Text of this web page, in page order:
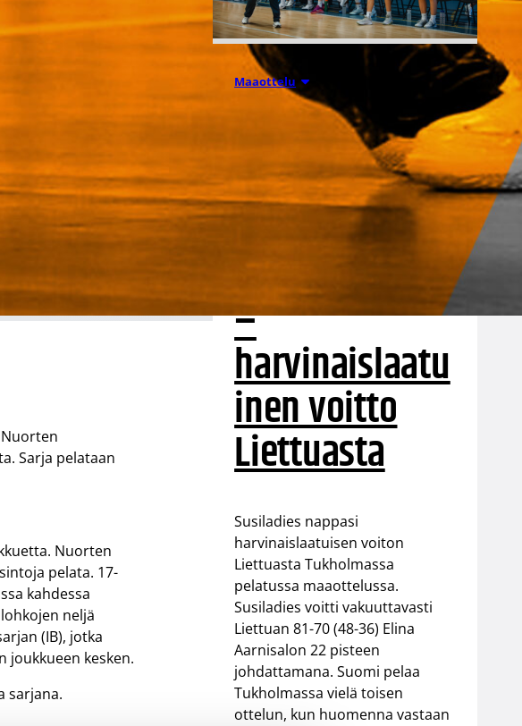
Sarja pelataan
Nuorten
pelata. 17-
kahdessa
neljä
(IB), jotka
joukkueen kesken.
sarjana.
Maaottelu
Susiladiesin
puolustus
rautaa
Tukholmassa
–
harvinaislaatu
inen voitto
Liettuasta
Susiladies nappasi
harvinaislaatuisen voiton
Liettuasta Tukholmassa
pelatussa maaottelussa.
Susiladies voitti vakuuttavasti
Liettuan 81-70 (48-36) Elina
Aarnisalon 22 pisteen
johdattamana. Suomi pelaa
Tukholmassa vielä toisen
ottelun, kun huomenna vastaan